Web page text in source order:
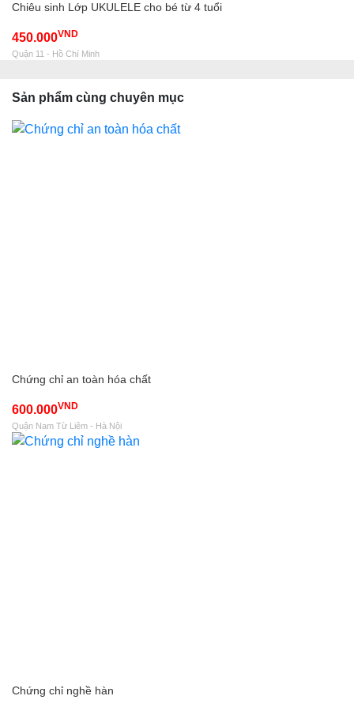
Chiêu sinh Lớp UKULELE cho bé từ 4 tuổi
450.000VND
Quận 11 - Hồ Chí Minh
Sản phẩm cùng chuyên mục
Chứng chỉ an toàn hóa chất
600.000VND
Quận Nam Từ Liêm - Hà Nội
Chứng chỉ nghề hàn